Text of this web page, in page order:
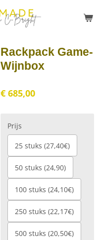
Rackpack Game-
Wijnbox
€ 685,00
Prijs
25 stuks (27,40€)
50 stuks (24,90)
100 stuks (24,10€)
250 stuks (22,17€)
500 stuks (20,50€)